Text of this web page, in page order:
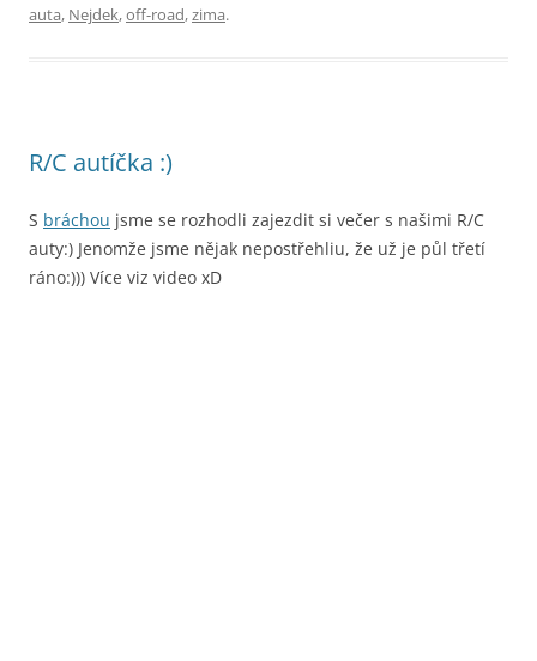
auta, Nejdek,off-road,zima.
R/C autíčka :)
S bráchou jsme se rozhodli zajezdit si večer s našimi R/C
auty:) Jenomže jsme nějak nepostřehliu, že už je půl třetí
ráno:))) Více viz video xD